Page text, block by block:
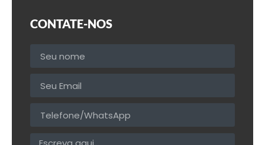
CONTATE-NOS